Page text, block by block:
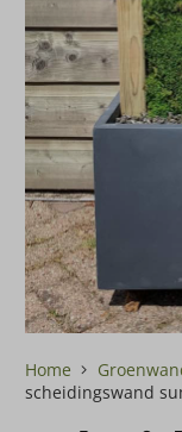
Home
scheidingswand